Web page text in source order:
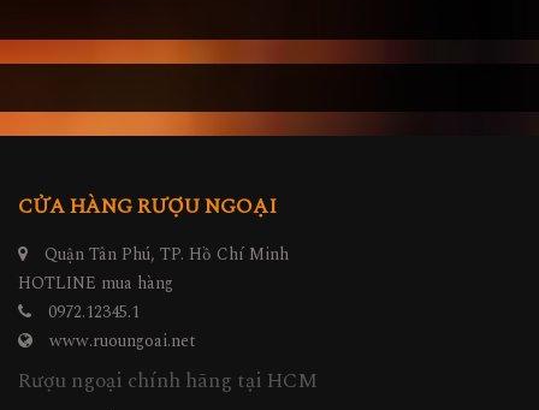
CỬA HÀNG RƯỢU NGOẠI
Quận Tân Phú, TP. Hồ Chí Minh
HOTLINE mua hàng
0972.12345.1
www.ruoungoai.net
Rượu ngoại chính hãng tại HCM